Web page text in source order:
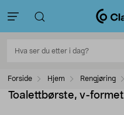
Forside Hjem Rengjøring
Toalettbørste, v-formet